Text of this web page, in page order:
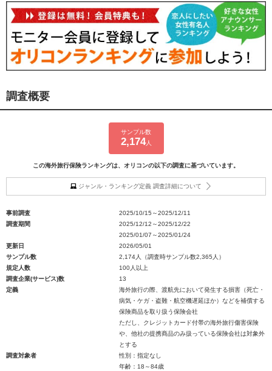
調査概要
サンプル数
2,174人
この海外旅行保険ランキングは、オリコンの以下の調査に基づいています。
ジャンル・ランキング定義 調査詳細について
事前調査
2025/10/15～2025/12/11
調査期間
2025/12/12～2025/12/22
2025/01/07～2025/01/24
更新日
2026/05/01
サンプル数
2,174人（調査時サンプル数2,365人）
規定人数
100人以上
調査企業(サービス)数
13
定義
海外旅行の際、渡航先において発生する損害（死亡・
病気・ケガ・盗難・航空機遅延ほか）などを補償する
保険商品を取り扱う保険会社
ただし、クレジットカード付帯の海外旅行傷害保険
や、他社の提携商品のみ扱っている保険会社は対象外
とする
調査対象者
性別：指定なし
年齢：18～84歳